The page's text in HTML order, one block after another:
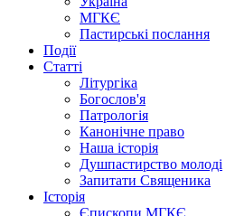
МГКЄ
Пастирські послання
Події
Статті
Літургіка
Богослов'я
Патрологія
Канонічне право
Наша історія
Душпастирство молоді
Запитати Священика
Історія
Єпископи МГКЄ